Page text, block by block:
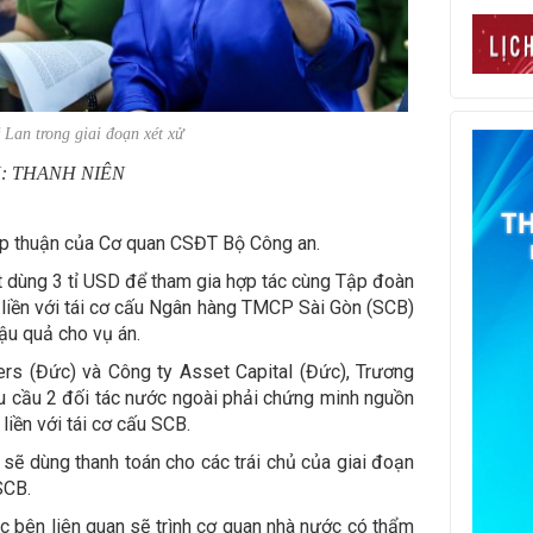
trong giai đoạn xét xử
THANH NIÊN
của Cơ quan CSĐT Bộ Công an.
3 tỉ USD để tham gia hợp tác cùng Tập đoàn
với tái cơ cấu Ngân hàng TMCP Sài Gòn (SCB)
quả cho vụ án.
(Đức) và Công ty Asset Capital (Đức), Trương
cầu 2 đối tác nước ngoài phải chứng minh nguồn
với tái cơ cấu SCB.
dùng thanh toán cho các trái chủ của giai đoạn
bên liên quan sẽ trình cơ quan nhà nước có thẩm